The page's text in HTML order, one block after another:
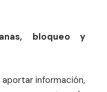
bloqueo y
información,